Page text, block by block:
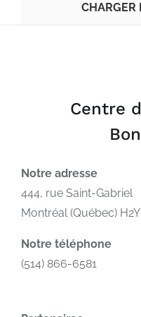
CHARGER
Centre
Notre adresse
444, rue Saint-Gabriel
Montréal (Québec)
Notre téléphone
(514) 866-6581